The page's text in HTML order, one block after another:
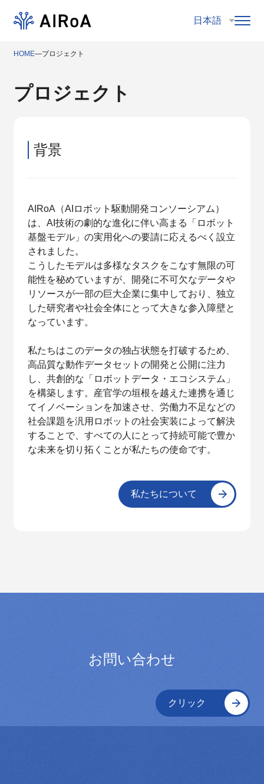
HOME―プロジェクト
プロジェクト
背景
AIRoA（AIロボット駆動開発コンソーシアム）
は、AI技術の劇的な進化に伴い高まる「ロボット
基盤モデル」の実用化への要請に応えるべく設立
されました。
こうしたモデルは多様なタスクをこなす無限の可
能性を秘めていますが、開発に不可欠なデータや
リソースが一部の巨大企業に集中しており、独立
した研究者や社会全体にとって大きな参入障壁と
なっています。
私たちはこのデータの独占状態を打破するため、
高品質な動作データセットの開発と公開に注力
し、共創的な「ロボットデータ・エコシステム」
を構築します。産官学の垣根を越えた連携を通じ
てイノベーションを加速させ、労働力不足などの
社会課題を汎用ロボットの社会実装によって解決
することで、すべての人にとって持続可能で豊か
な未来を切り拓くことが私たちの使命です。
私たちについて
お問い合わせ
クリック